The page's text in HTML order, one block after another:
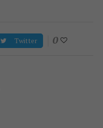
Twitter 0